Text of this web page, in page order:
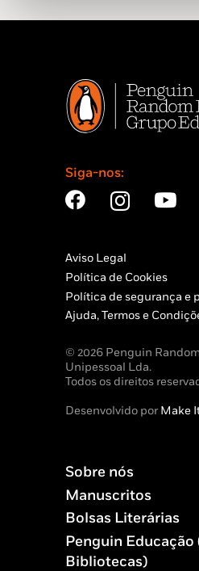
Siga-nos:
Aviso Legal
Política de Cookies
Política de segurança e
Ajuda, Termos e
© 2026 Penguin
Unipessoal Lda.
Todos os direitos
Desenvolvido porMake
Sobre nós
Manuscritos
Bolsas Literárias
Penguin Educação
Bibliotecas)